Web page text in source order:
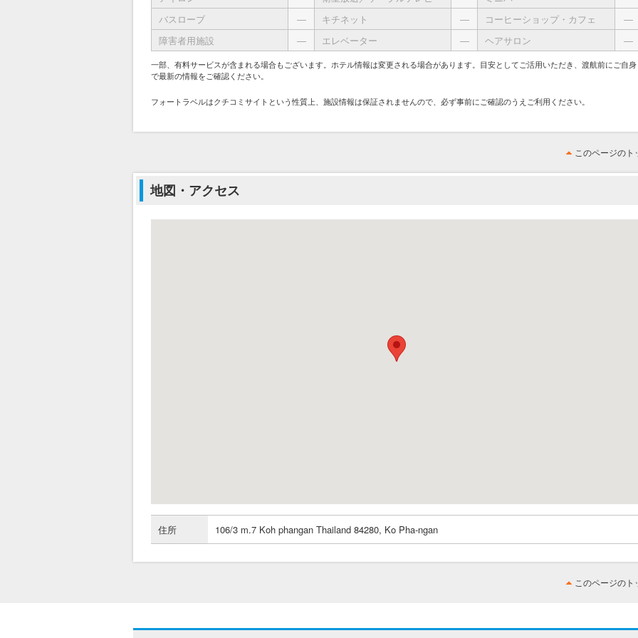
バスローブ
― キチネット ― コーヒーショップ・カフェ
―
障害者用施設
― エレベーター ― ヘアサロン ―
一部、有料サービスが含まれる場合もございます。ホテル情報は変更される場合があります。目安としてご活用いただき、渡航前にご自身
で最新の情報をご確認ください。
フォートラベルはクチコミサイトという性質上、施設情報は保証されませんので、必ず事前にご確認のうえご利用ください。
このページのト
地図・アクセス
住所 106/3 m.7 Koh phangan Thailand 84280, Ko Pha-ngan
このページのト